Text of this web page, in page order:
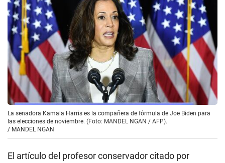
La senadora Kamala Harris es la compañera de fórmula de Joe Biden para
las elecciones de noviembre. (Foto: MANDEL NGAN / AFP).
/ MANDEL NGAN
El artículo del profesor conservador citado por